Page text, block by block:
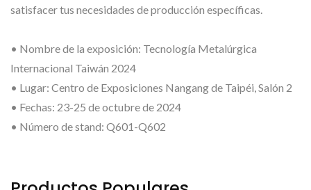
satisfacer tus necesidades de producción específicas.
• Nombre de la exposición: Tecnología Metalúrgica
Internacional Taiwán 2024
• Lugar: Centro de Exposiciones Nangang de Taipéi, Salón 2
• Fechas: 23-25 de octubre de 2024
• Número de stand: Q601-Q602